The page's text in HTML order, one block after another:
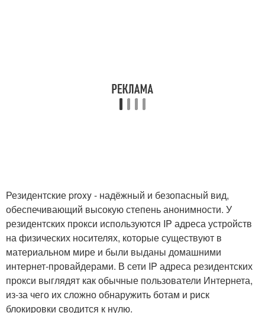
Резидентские proxy - надёжный и безопасный вид,
обеспечивающий высокую степень анонимности. У
резидентских прокси используются IP адреса устройств
на физических носителях, которые существуют в
материальном мире и были выданы домашними
интернет-провайдерами. В сети IP адреса резидентских
прокси выглядят как обычные пользователи Интернета,
из-за чего их сложно обнаружить ботам и риск
блокировки сводится к нулю.